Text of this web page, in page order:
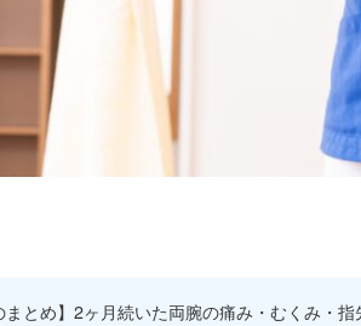
まとめ】2ヶ月続いた両腕の痛み・むくみ・